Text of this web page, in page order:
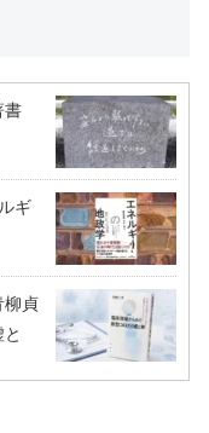
書
ギ
柳貞